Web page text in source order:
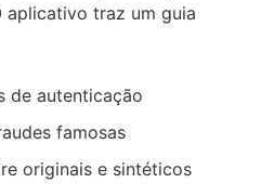
aplicativo traz um guia
de autenticação
famosas
originais e sintéticos